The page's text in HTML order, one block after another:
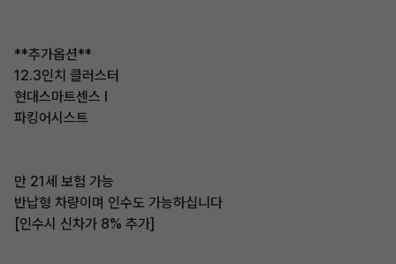
**추가옵션**
12.3인치 클러스터
현대스마트센스 I
파킹어시스트
만 21세 보험 가능
반납형 차량이며 인수도 가능하십니다
[인수시 신차가 8% 추가]